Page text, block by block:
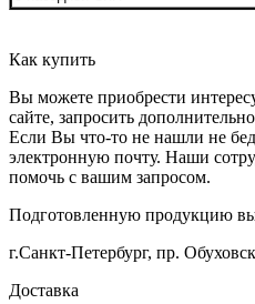
Как купить
Вы можете приобрести
сайте, запросить
Если Вы что-то не нашли не
электронную почту. Наши
помочь с вашим запросом.
Подготовленную продукцию
г.Санкт-Петербург, пр.
Доставка